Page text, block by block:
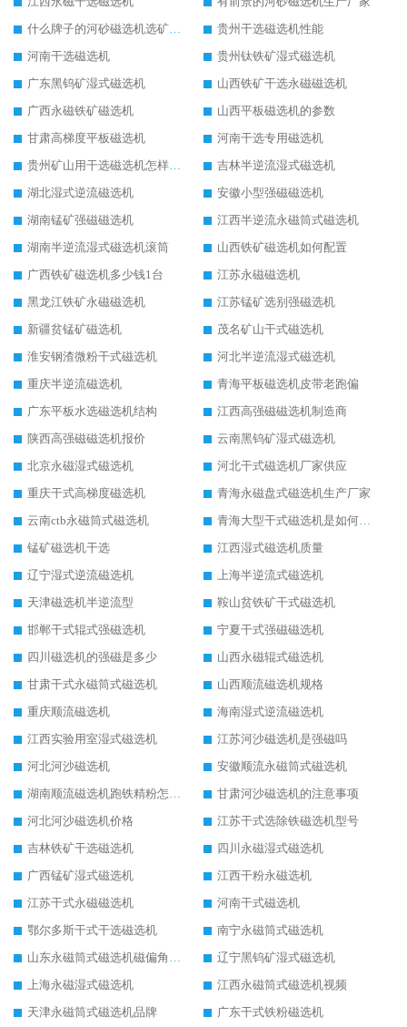
什么牌子的河砂磁选机选矿效果好
贵州干选磁选机性能
河南干选磁选机
贵州钛铁矿湿式磁选机
广东黑钨矿湿式磁选机
山西铁矿干选永磁磁选机
广西永磁铁矿磁选机
山西平板磁选机的参数
甘肃高梯度平板磁选机
河南干选专用磁选机
贵州矿山用干选磁选机怎样调磁
吉林半逆流湿式磁选机
湖北湿式逆流磁选机
安徽小型强磁磁选机
湖南锰矿强磁磁选机
江西半逆流永磁筒式磁选机
湖南半逆流湿式磁选机滚筒
山西铁矿磁选机如何配置
广西铁矿磁选机多少钱1台
江苏永磁磁选机
黑龙江铁矿永磁磁选机
江苏锰矿选别强磁选机
新疆贫锰矿磁选机
茂名矿山干式磁选机
淮安钢渣微粉干式磁选机
河北半逆流湿式磁选机
重庆半逆流磁选机
青海平板磁选机皮带老跑偏
广东平板水选磁选机结构
江西高强磁磁选机制造商
陕西高强磁磁选机报价
云南黑钨矿湿式磁选机
北京永磁湿式磁选机
河北干式磁选机厂家供应
重庆干式高梯度磁选机
青海永磁盘式磁选机生产厂家
云南ctb永磁筒式磁选机
青海大型干式磁选机是如何选矿的
锰矿磁选机干选
江西湿式磁选机质量
辽宁湿式逆流磁选机
上海半逆流式磁选机
天津磁选机半逆流型
鞍山贫铁矿干式磁选机
邯郸干式辊式强磁选机
宁夏干式强磁磁选机
四川磁选机的强磁是多少
山西永磁辊式磁选机
甘肃干式永磁筒式磁选机
山西顺流磁选机规格
重庆顺流磁选机
海南湿式逆流磁选机
江西实验用室湿式磁选机
江苏河沙磁选机是强磁吗
河北河沙磁选机
安徽顺流永磁筒式磁选机
湖南顺流磁选机跑铁精粉怎么处理
甘肃河沙磁选机的注意事项
河北河沙磁选机价格
江苏干式选除铁磁选机型号
吉林铁矿干选磁选机
四川永磁湿式磁选机
广西锰矿湿式磁选机
江西干粉永磁选机
江苏干式永磁磁选机
河南干式磁选机
鄂尔多斯干式干选磁选机
南宁永磁筒式磁选机
山东永磁筒式磁选机磁偏角怎么调整
辽宁黑钨矿湿式磁选机
上海永磁湿式磁选机
江西永磁筒式磁选机视频
天津永磁筒式磁选机品牌
广东干式铁粉磁选机